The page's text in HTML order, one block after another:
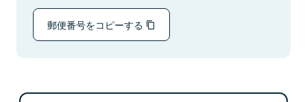
郵便番号をコピーする